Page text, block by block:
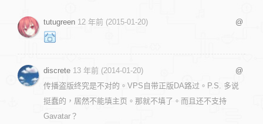
tutugreen 12 年前 (2015-01-20) @
discrete 13 年前 (2014-01-20)
@
传播盗版终究是不对的。VPS自带正版DA路过。P.S. 多说
挺蠢的，居然不能填主页。那就不填了。而且还不支持
Gavatar？